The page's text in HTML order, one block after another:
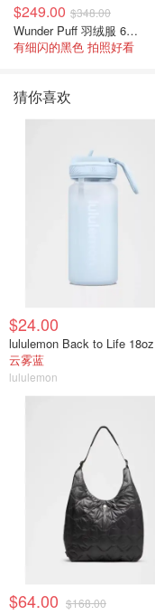
$249.00 $348.00
Wunder Puff 羽绒服 600蓬松度
有细闪的黑色 拍照好看
猜你喜欢
$24.00
云雾蓝
lululemon
$64.00 $168.00